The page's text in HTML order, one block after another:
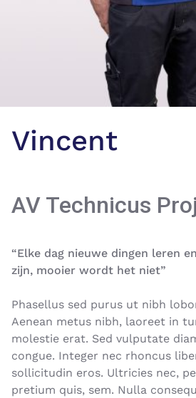
Vincent
AV Technicus
“Elke dag nieuwe dingen leren
zijn, mooier wordt het niet”
Phasellus sed purus ut nibh
Aenean metus nibh, laoreet in
molestie erat. Sed vulputate
congue. Integer nec rhoncus
sollicitudin eros. Ultricies nec,
pretium quis, sem. Nulla